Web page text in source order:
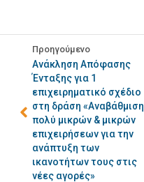
Προηγούμενο
Ανάκληση Απόφασης
Ένταξης για 1
επιχειρηματικό σχέδιο
στη δράση «Αναβάθμιση
πολύ μικρών & μικρών
επιχειρήσεων για την
ανάπτυξη των
ικανοτήτων τους στις
νέες αγορές»